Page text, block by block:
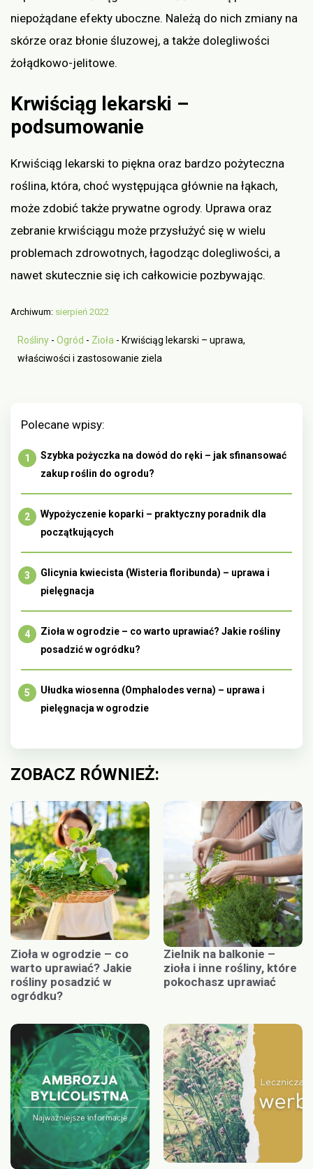
niepożądane efekty uboczne. Należą do nich zmiany na
skórze oraz błonie śluzowej, a także dolegliwości
żołądkowo-jelitowe.
Krwiściąg lekarski –
podsumowanie
Krwiściąg lekarski to piękna oraz bardzo pożyteczna
roślina, która, choć występująca głównie na łąkach,
może zdobić także prywatne ogrody. Uprawa oraz
zebranie krwiściągu może przysłużyć się w wielu
problemach zdrowotnych, łagodząc dolegliwości, a
nawet skutecznie się ich całkowicie pozbywając.
Archiwum: sierpień 2022
Rośliny - Ogród - Zioła - Krwiściąg lekarski – uprawa,
właściwości i zastosowanie ziela
Polecane wpisy:
Szybka pożyczka na dowód do ręki – jak sfinansować
zakup roślin do ogrodu?
Wypożyczenie koparki – praktyczny poradnik dla
początkujących
Glicynia kwiecista (Wisteria floribunda) – uprawa i
pielęgnacja
Zioła w ogrodzie – co warto uprawiać? Jakie rośliny
posadzić w ogródku?
Ułudka wiosenna (Omphalodes verna) – uprawa i
pielęgnacja w ogrodzie
ZOBACZ RÓWNIEŻ:
Zioła w ogrodzie – co
warto uprawiać? Jakie
rośliny posadzić w
ogródku?
Zielnik na balkonie –
zioła i inne rośliny, które
pokochasz uprawiać